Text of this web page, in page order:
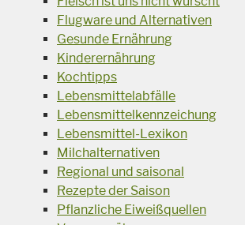
Flugware und Alternativen
Gesunde Ernährung
Kinderernährung
Kochtipps
Lebensmittelabfälle
Lebensmittelkennzeichung
Lebensmittel-Lexikon
Milchalternativen
Regional und saisonal
Rezepte der Saison
Pflanzliche Eiweißquellen